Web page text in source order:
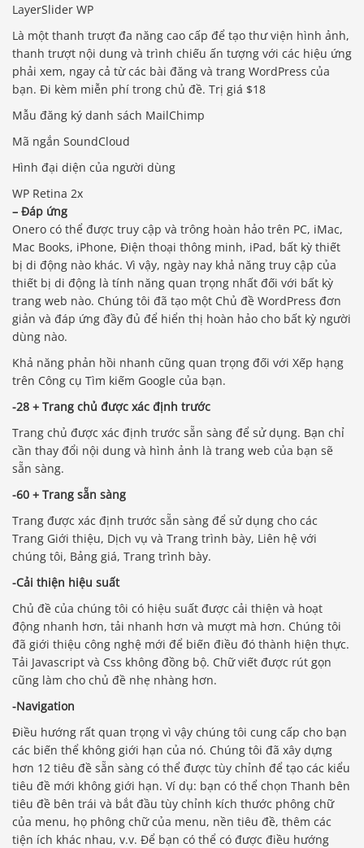
LayerSlider WP
Là một thanh trượt đa năng cao cấp để tạo thư viện hình ảnh,
thanh trượt nội dung và trình chiếu ấn tượng với các hiệu ứng
phải xem, ngay cả từ các bài đăng và trang WordPress của
bạn. Đi kèm miễn phí trong chủ đề. Trị giá $18
Mẫu đăng ký danh sách MailChimp
Mã ngắn SoundCloud
Hình đại diện của người dùng
WP Retina 2x
– Đáp ứng
Onero có thể được truy cập và trông hoàn hảo trên PC, iMac,
Mac Books, iPhone, Điện thoại thông minh, iPad, bất kỳ thiết
bị di động nào khác. Vì vậy, ngày nay khả năng truy cập của
thiết bị di động là tính năng quan trọng nhất đối với bất kỳ
trang web nào. Chúng tôi đã tạo một Chủ đề WordPress đơn
giản và đáp ứng đầy đủ để hiển thị hoàn hảo cho bất kỳ người
dùng nào.
Khả năng phản hồi nhanh cũng quan trọng đối với Xếp hạng
trên Công cụ Tìm kiếm Google của bạn.
-28 + Trang chủ được xác định trước
Trang chủ được xác định trước sẵn sàng để sử dụng. Bạn chỉ
cần thay đổi nội dung và hình ảnh là trang web của bạn sẽ
sẵn sàng.
-60 + Trang sẵn sàng
Trang được xác định trước sẵn sàng để sử dụng cho các
Trang Giới thiệu, Dịch vụ và Trang trình bày, Liên hệ với
chúng tôi, Bảng giá, Trang trình bày.
-Cải thiện hiệu suất
Chủ đề của chúng tôi có hiệu suất được cải thiện và hoạt
động nhanh hơn, tải nhanh hơn và mượt mà hơn. Chúng tôi
đã giới thiệu công nghệ mới để biến điều đó thành hiện thực.
Tải Javascript và Css không đồng bộ. Chữ viết được rút gọn
cũng làm cho chủ đề nhẹ nhàng hơn.
-Navigation
Điều hướng rất quan trọng vì vậy chúng tôi cung cấp cho bạn
các biến thể không giới hạn của nó. Chúng tôi đã xây dựng
hơn 12 tiêu đề sẵn sàng có thể được tùy chỉnh để tạo các kiểu
tiêu đề mới không giới hạn. Ví dụ: bạn có thể chọn Thanh bên
tiêu đề bên trái và bắt đầu tùy chỉnh kích thước phông chữ
của menu, họ phông chữ của menu, nền tiêu đề, thêm các
tiện ích khác nhau, v.v. Để bạn có thể có được điều hướng